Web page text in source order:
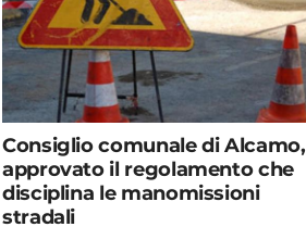
Consiglio comunale di Alcamo,
approvato il regolamento che
disciplina le manomissioni
stradali